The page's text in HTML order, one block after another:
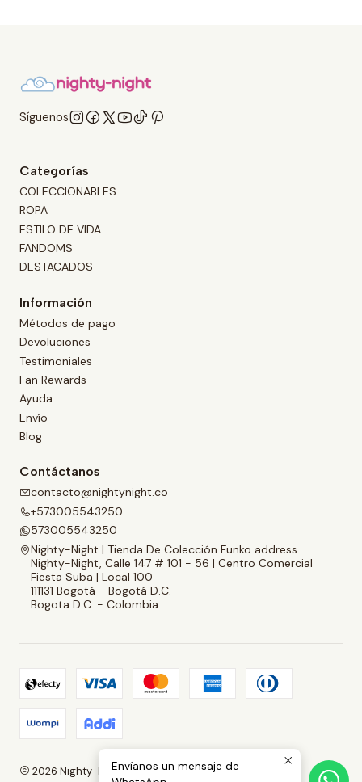
Síguenos
Categorías
COLECCIONABLES
ROPA
ESTILO DE VIDA
FANDOMS
DESTACADOS
Información
Métodos de pago
Devoluciones
Testimoniales
Fan Rewards
Ayuda
Envío
Blog
Contáctanos
contacto@nightynight.co
+573005543250
573005543250
Nighty-Night | Tienda De Colección Funko address
Nighty-Night, Calle 147 # 101 - 56 | Centro Comercial
Fiesta Suba | Local 100
111131 Bogotá - Bogotá D.C.
Bogota D.C. - Colombia
2026 Nighty-Night | Tienda De Colección Funko.
Envíanos un mensaje de